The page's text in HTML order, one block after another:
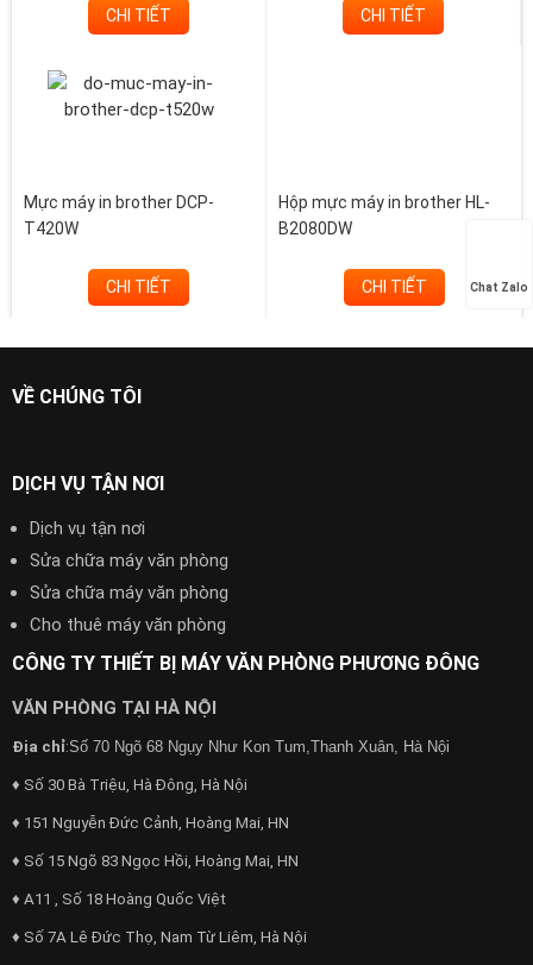
CHI TIẾT CHI TIẾT
Mực máy in brother DCP-
T420W
CHI TIẾT
Hộp mực máy in brother HL-
B2080DW
CHI TIẾT
VỀ CHÚNG TÔI
DỊCH VỤ TẬN NƠI
Dịch vụ tận nơi
Sửa chữa máy văn phòng
Sửa chữa máy văn phòng
Cho thuê máy văn phòng
CÔNG TY THIẾT BỊ MÁY VĂN PHÒNG PHƯƠNG ĐÔNG
VĂN PHÒNG TẠI HÀ NỘI
Địa chỉ:Số 70 Ngõ 68 Ngụy Như Kon Tum,Thanh Xuân, Hà Nội
♦ Số 30 Bà Triệu, Hà Đông, Hà Nội
♦ 151 Nguyễn Đức Cảnh, Hoàng Mai, HN
♦ Số 15 Ngõ 83 Ngọc Hồi, Hoàng Mai, HN
♦ A11 , Số 18 Hoàng Quốc Việt
♦ Số 7A Lê Đức Thọ, Nam Từ Liêm, Hà Nội
Chat Zalo